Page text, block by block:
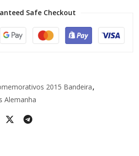
Safe Checkout
2015 Bandeira,
Alemanha